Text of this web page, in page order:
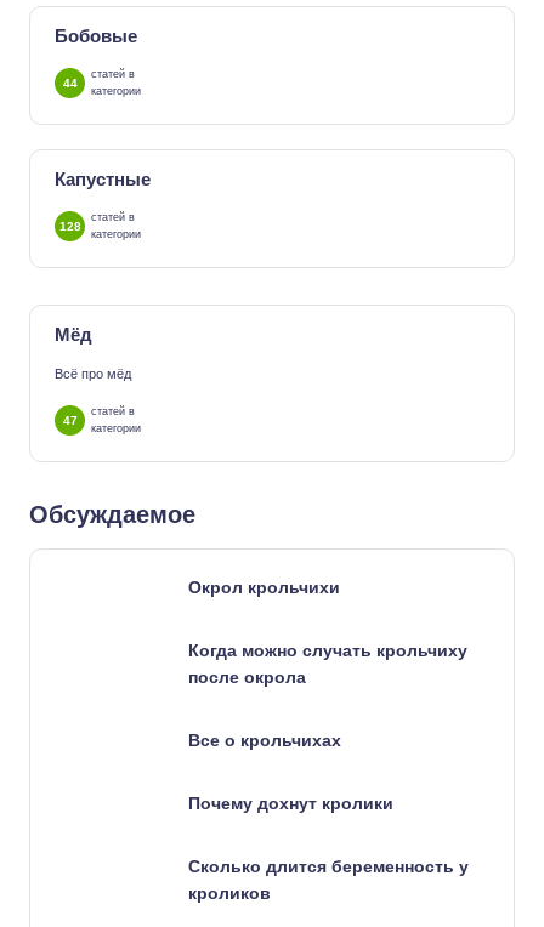
Бобовые
44
статей в
категории
Капустные
128
статей в
категории
Мёд
Всё про мёд
47
статей в
категории
Обсуждаемое
Окрол крольчихи
Когда можно случать крольчиху
после окрола
Все о крольчихах
Почему дохнут кролики
Сколько длится беременность у
кроликов